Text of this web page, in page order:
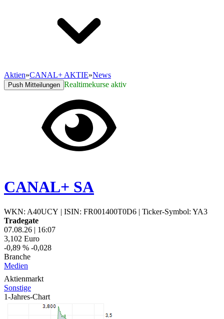
Aktien»CANAL+ AKTIE»News
Push Mitteilungen Realtimekurse aktiv
CANAL+ SA
WKN: A40UCY | ISIN: FR001400T0D6 | Ticker-Symbol: YA3
Tradegate
07.08.26 | 16:07
3,102 Euro
-0,89 % -0,028
Branche
Medien
Aktienmarkt
Sonstige
1-Jahres-Chart